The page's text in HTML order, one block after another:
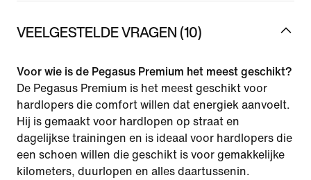
VEELGESTELDE VRAGEN (10)
Voor wie is de Pegasus Premium het meest geschikt?
De Pegasus Premium is het meest geschikt voor
hardlopers die comfort willen dat energiek aanvoelt.
Hij is gemaakt voor hardlopen op straat en
dagelijkse trainingen en is ideaal voor hardlopers die
een schoen willen die geschikt is voor gemakkelijke
kilometers, duurlopen en alles daartussenin.